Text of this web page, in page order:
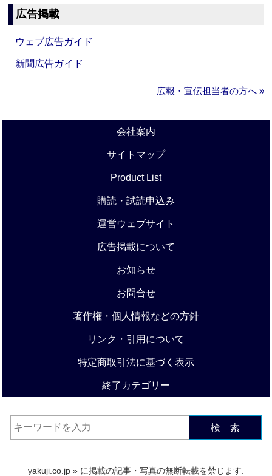
広告掲載
ウェブ広告ガイド
新聞広告ガイド
広報・宣伝担当者の方へ »
会社案内
サイトマップ
Product List
購読・試読申込み
運営ウェブサイト
広告掲載について
お知らせ
お問合せ
著作権・個人情報などの方針
リンク・引用について
特定商取引法に基づく表示
終了カテゴリー
検 索
yakuji.co.jp » に掲載の記事・写真の無断転載を禁じます.